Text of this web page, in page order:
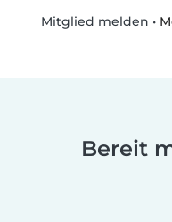
Mitglied melden •
Bereit